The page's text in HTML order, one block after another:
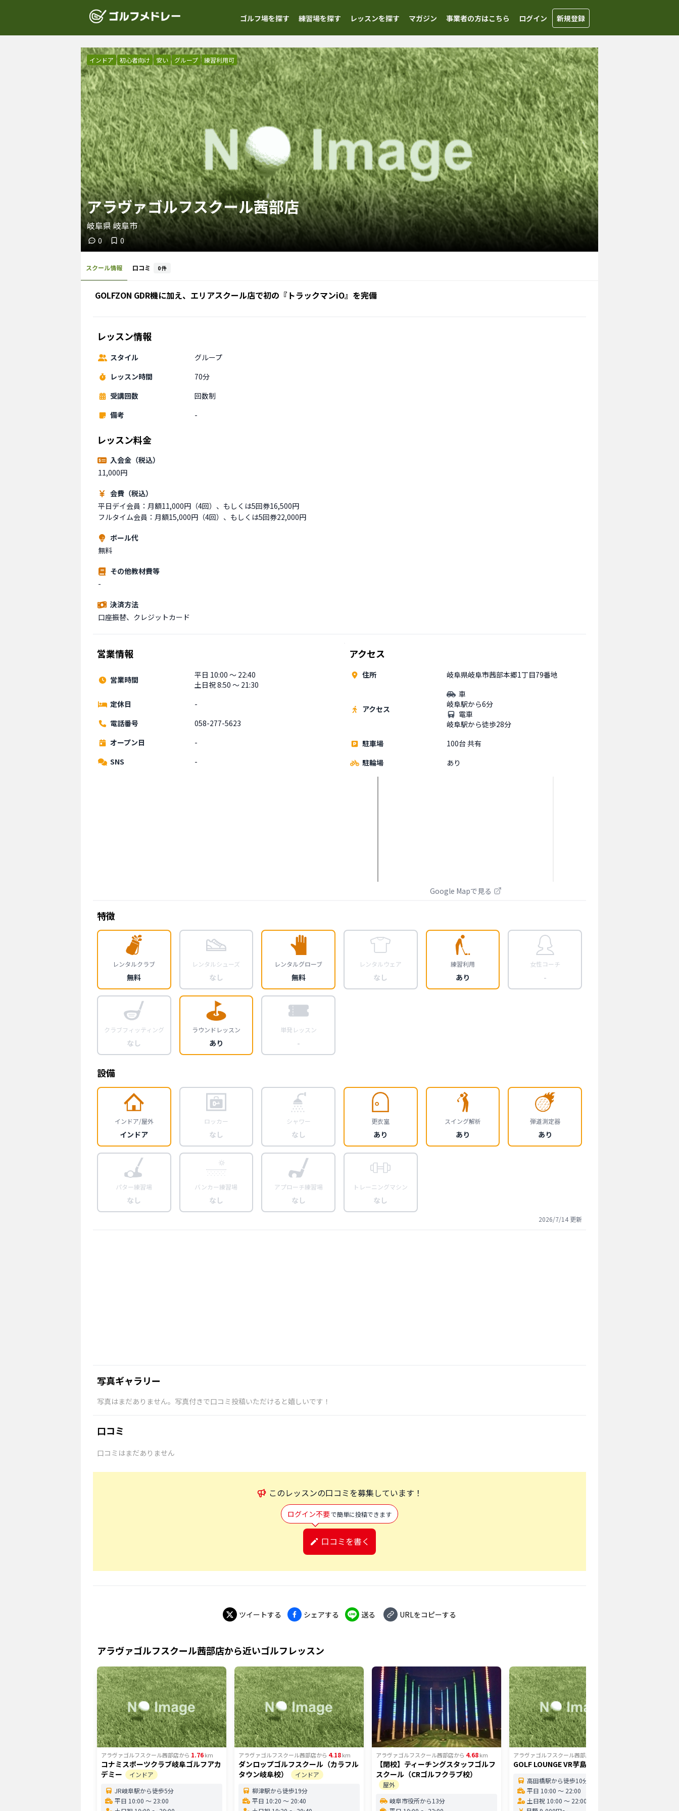
ゴルフ場を探す 練習場を探す レッスンを探す マガジン 事業者の方はこちら ログイン 新規登録
インドア 初心者向け 安い グループ 練習利用可
アラヴァゴルフスクール茜部店
岐阜県岐阜市
0 0
スクール情報 口コミ 0件
GOLFZON GDR機に加え、エリアスクール店で初の『トラックマンiO』を完備
レッスン情報
スタイル
グループ
レッスン時間
70分
受講回数
回数制
備考
-
レッスン料金
入会金（税込）
11,000円
会費（税込）
平日デイ会員：月額11,000円（4回）、もしくは5回券16,500円
ボール代
無料
その他教材費等
-
決済方法
口座振替、クレジットカード
営業情報
営業時間
平日 10:00 〜 22:40
土日祝 8:50 〜 21:30
定休日
-
電話番号
058-277-5623
オープン日
-
SNS
-
アクセス
住所 岐阜県岐阜市茜部本郷1丁目79番地
アクセス
車
岐阜駅から6分
電車
岐阜駅から徒歩28分
駐車場
100台 共有
駐輪場
あり
Google Mapで見る
特徴
レンタルクラブ
無料
レンタルシューズ
なし
レンタルグローブ
無料
レンタルウェア
なし
練習利用
あり
女性コーチ
-
クラブフィッティング
なし
ラウンドレッスン
あり
単発レッスン
-
設備
インドア/屋外
インドア
ロッカー
なし
シャワー
なし
更衣室
あり
スイング解析
あり
弾道測定器
あり
パター練習場
なし
バンカー練習場
なし
アプローチ練習場
なし
トレーニングマシン
なし
2026/7/14 更新
写真ギャラリー
写真はまだありません。写真付きで口コミ投稿いただけると嬉しいです！
口コミ
口コミはまだありません
このレッスンの口コミを募集しています！
ログイン不要で簡単に投稿できます
口コミを書く
ツイートする シェアする 送る URLをコピーする
アラヴァゴルフスクール茜部店から近いゴルフレッスン
アラヴァゴルフスクール茜部店から 1.76km
コナミスポーツクラブ岐阜ゴルフアカ
デミー
インドア
JR岐阜駅から徒歩5分
平日 10:00 〜 23:00
アラヴァゴルフスクール茜部店から 4.18km
ダンロップゴルフスクール（カラフル
タウン岐阜校）
インドア
柳津駅から徒歩19分
平日 10:20 〜 20:40
アラヴァゴルフスクール茜部店から 4.68km
【閉校】ティーチングスタッフゴルフ
スクール（CRゴルフクラブ校）
屋外
岐阜市役所から13分
アラヴァゴルフスクール茜部店
GOLF LOUNGE VR芋島
高田橋駅から徒歩10分
平日 10:00 〜 22:00
土日祝 10:00 〜 22:00